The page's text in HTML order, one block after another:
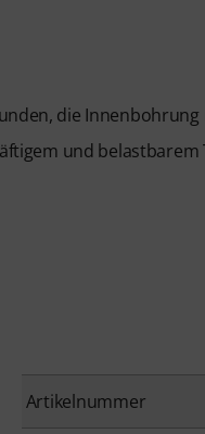
die Innenbohrung
und
Artikelnummer